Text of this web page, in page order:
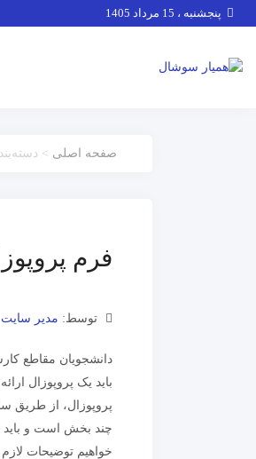
پنجشنبه ، 15 مرداد 1405
صفحه اصلی >
فرم
توسط: مدیر سایت
دانشجویان مقاطع
باید یک پروپوزال
پروپوزال، از طریق
چند بخش است و باید
خواهیم توضیحات لازم